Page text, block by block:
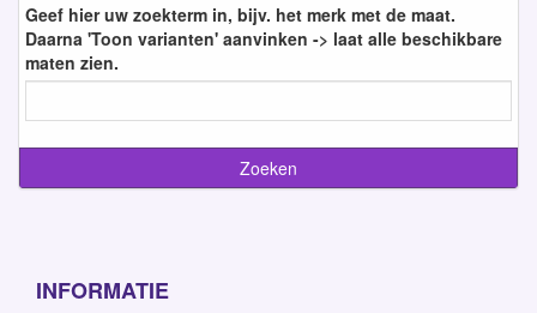
Geef hier uw zoekterm in, bijv. het merk met de maat.
Daarna 'Toon varianten' aanvinken -> laat alle beschikbare
maten zien.
INFORMATIE